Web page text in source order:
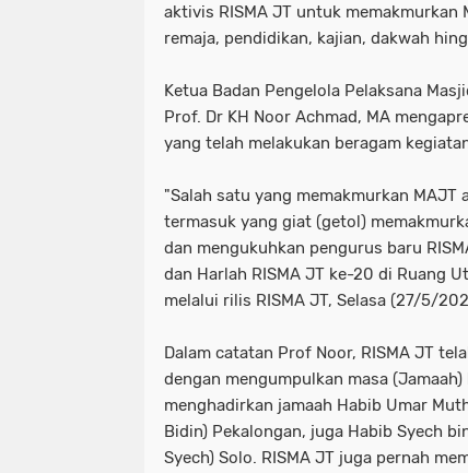
aktivis RISMA JT untuk memakmurkan
remaja, pendidikan, kajian, dakwah
Ketua Badan Pengelola Pelaksana
Prof. Dr KH Noor Achmad, MA
yang telah melakukan beragam
"Salah satu yang memakmurkan MAJT
termasuk yang giat (getol)
dan mengukuhkan pengurus baru
dan Harlah RISMA JT ke-20 di Ruang
melalui rilis RISMA JT, Selasa (27/5/
Dalam catatan Prof Noor, RISMA JT
dengan mengumpulkan masa
menghadirkan jamaah Habib Umar
Bidin) Pekalongan, juga Habib Syech
Syech) Solo. RISMA JT juga pernah